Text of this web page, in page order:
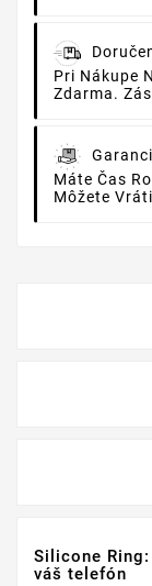
Pri Nákupe
Zdarma.
Máte Čas
Môžete
Silicone
váš telefón